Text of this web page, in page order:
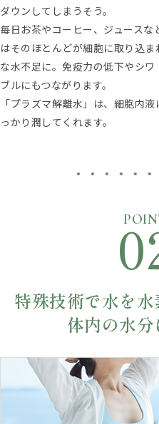
ダウンしてしまうそう。
毎日お茶やコーヒー、ジュース
はそのほとんどが細胞に取り込
な水不足に。免疫力の低下やシ
ブルにもつながります。
「プラズマ解離水」は、細胞内
っかり潤してくれます。
特殊技術で水を
体内の水